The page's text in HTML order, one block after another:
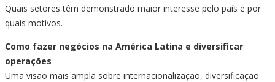
Quais setores têm demonstrado maior interesse pelo país e por
quais motivos.
Como fazer negócios na América Latina e diversificar
operações
Uma visão mais ampla sobre internacionalização, diversificação